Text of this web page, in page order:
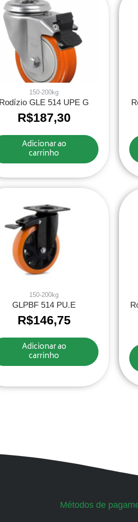
150-200kg
Rodízio GLE 514 UPE G
R$187,30
Adicionar ao
carrinho
150-200kg
GLPBF 514 PU.E
R$146,75
Adicionar ao
carrinho
Métodos de